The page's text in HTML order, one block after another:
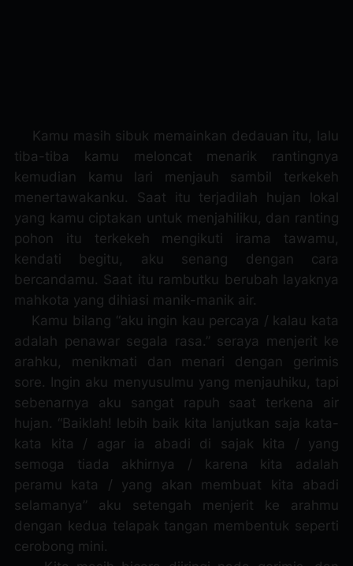
Kamu masih sibuk memainkan dedauan itu, lalu
tiba-tiba kamu meloncat menarik rantingnya
kemudian kamu lari menjauh sambil terkekeh
menertawakanku. Saat itu terjadilah hujan lokal
yang kamu ciptakan untuk menjahiliku, dan ranting
pohon itu terkekeh mengikuti irama tawamu,
kendati begitu, aku senang dengan cara
bercandamu. Saat itu rambutku berubah layaknya
mahkota yang dihiasi manik-manik air.
Kamu bilang “aku ingin kau percaya / kalau kata
adalah penawar segala rasa.” seraya menjerit ke
arahku, menikmati dan menari dengan gerimis
sore. Ingin aku menyusulmu yang menjauhiku, tapi
sebenarnya aku sangat rapuh saat terkena air
hujan. “Baiklah! lebih baik kita lanjutkan saja kata-
kata kita / agar ia abadi di sajak kita / yang
semoga tiada akhirnya / karena kita adalah
peramu kata / yang akan membuat kita abadi
selamanya” aku setengah menjerit ke arahmu
dengan kedua telapak tangan membentuk seperti
cerobong mini.